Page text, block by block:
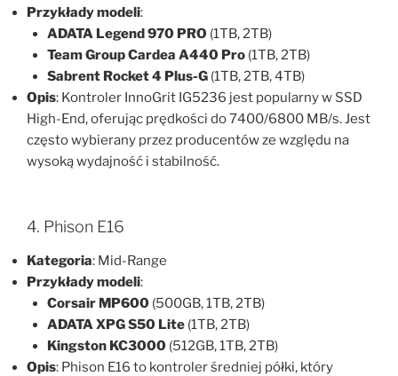
Przykłady modeli:
ADATA Legend 970 PRO (1TB, 2TB)
Team Group Cardea A440 Pro(1TB, 2TB)
Sabrent Rocket 4 Plus-G(1TB, 2TB, 4TB)
Opis: Kontroler InnoGrit IG5236 jest popularny w SSD
High-End, oferując prędkości do 7400/6800 MB/s. Jest
często wybierany przez producentów ze względu na
wysoką wydajność i stabilność.
4. Phison E16
Kategoria: Mid-Range
Przykłady modeli:
Corsair MP600(500GB, 1TB, 2TB)
ADATA XPG S50 Lite(1TB, 2TB)
Kingston KC3000(512GB, 1TB, 2TB)
Opis: Phison E16 to kontroler średniej półki, który